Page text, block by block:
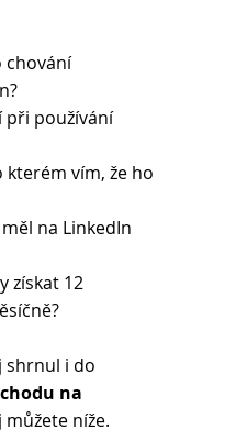
chování
při používání
kterém vím, že ho
na LinkedIn
získat 12
shrnul i do
na
můžete níže.